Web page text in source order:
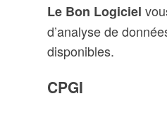
Le Bon Logiciel
d’analyse de
disponibles.
CPGI